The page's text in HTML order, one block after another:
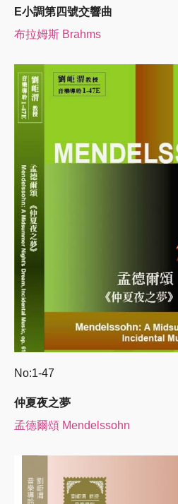
E小調第四號交響曲
布拉姆斯 Brahms
No:1-47
仲夏夜之夢
孟德爾頌 Mendelssohn